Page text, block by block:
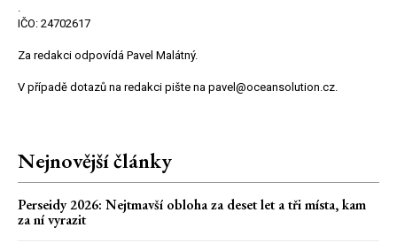
.
IČO: 24702617
Za redakci odpovídá Pavel Malátný.
V případě dotazů na redakci pište na pavel@oceansolution.cz.
Nejnovější články
Perseidy 2026: Nejtmavší obloha za deset let a tři místa, kam
za ní vyrazit